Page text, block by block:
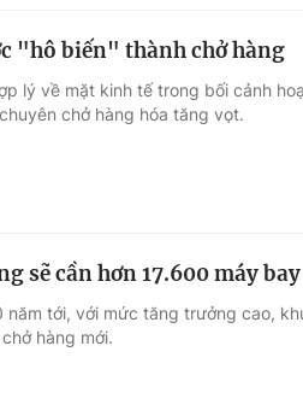
"hô biến" thành chở hàng
lý về mặt kinh tế trong bối cảnh
chở hàng hóa tăng vọt.
sẽ cần hơn 17.600 máy
tới, với mức tăng trưởng cao,
hàng mới.